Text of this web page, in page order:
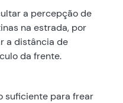
a percepção de
na estrada, por
a distância de
da frente.
suficiente para frear